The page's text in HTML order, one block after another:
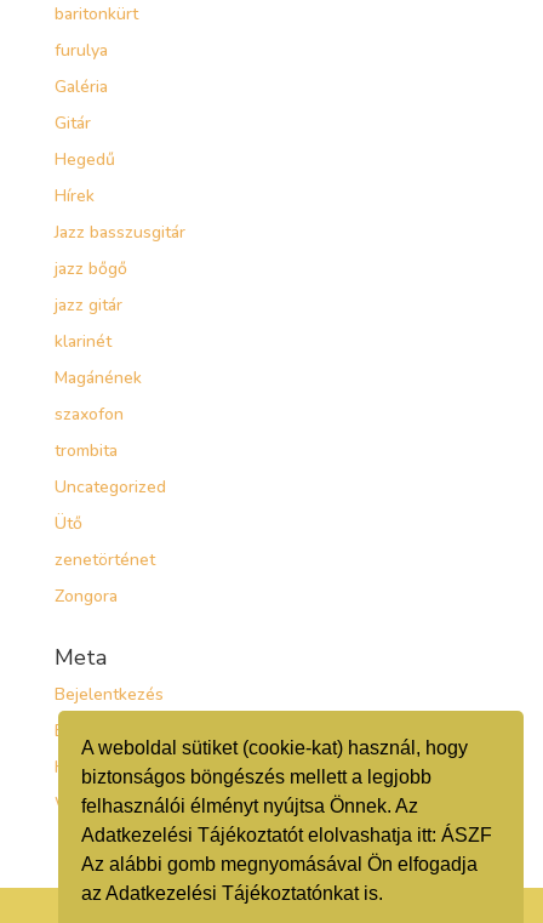
A weboldal sütiket (cookie-kat) használ, hogy
biztonságos böngészés mellett a legjobb
felhasználói élményt nyújtsa Önnek. Az
Adatkezelési Tájékoztatót elolvashatja itt:ÁSZF
Az alábbi gomb megnyomásával Ön elfogadja
az Adatkezelési Tájékoztatónkat is.
baritonkürt
furulya
Galéria
Gitár
Hegedű
Hírek
Jazz basszusgitár
jazz bőgő
jazz gitár
klarinét
Magánének
szaxofon
trombita
Uncategorized
Ütő
zenetörténet
Zongora
Meta
Bejelentkezés
Bejegyzések hírcsatorna
Hozzászólások hírcsatorna
WordPress Magyarország